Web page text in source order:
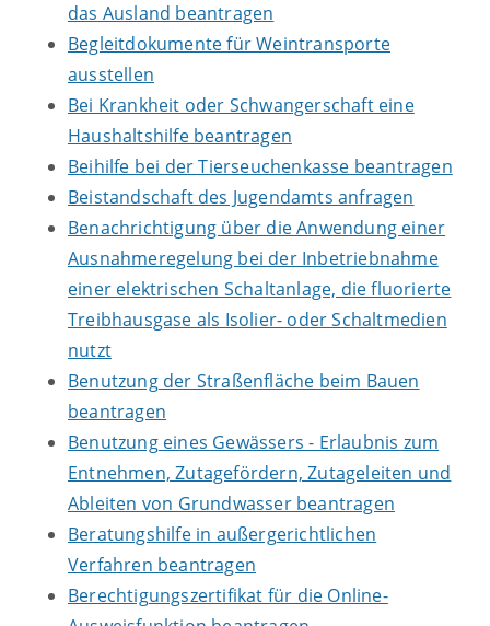
das Ausland beantragen
Begleitdokumente für Weintransporte
ausstellen
Bei Krankheit oder Schwangerschaft eine
Haushaltshilfe beantragen
Beihilfe bei der Tierseuchenkasse beantragen
Beistandschaft des Jugendamts anfragen
Benachrichtigung über die Anwendung einer
Ausnahmeregelung bei der Inbetriebnahme
einer elektrischen Schaltanlage, die fluorierte
Treibhausgase als Isolier- oder Schaltmedien
nutzt
Benutzung der Straßenfläche beim Bauen
beantragen
Benutzung eines Gewässers - Erlaubnis zum
Entnehmen, Zutagefördern, Zutageleiten und
Ableiten von Grundwasser beantragen
Beratungshilfe in außergerichtlichen
Verfahren beantragen
Berechtigungszertifikat für die Online-